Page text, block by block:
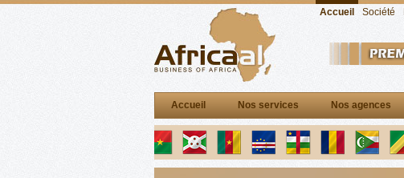
Accueil Société
Accueil Nos services Nos agences